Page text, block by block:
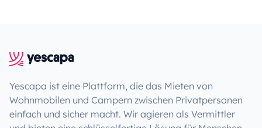
Yescapa ist eine Plattform, die das Mieten von
Wohnmobilen und Campern zwischen Privatpersonen
einfach und sicher macht. Wir agieren als Vermittler